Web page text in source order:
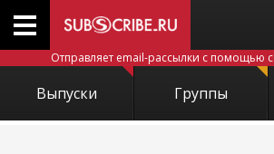
Отправляет email-рассылки с помощью
Выпуски Группы